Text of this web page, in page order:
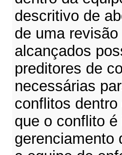
descritivo de
de uma
alcançados
preditores de
necessárias
conflitos
que o conflito
gerenciamento